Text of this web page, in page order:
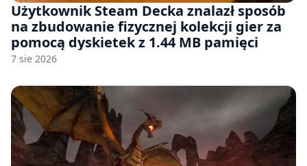
Użytkownik Steam Decka znalazł sposób
na zbudowanie fizycznej kolekcji gier za
pomocą dyskietek z 1.44 MB pamięci
7 sie 2026